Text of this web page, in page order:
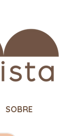
SOBRE